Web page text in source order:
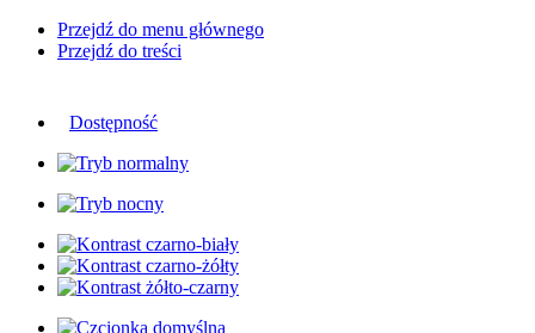
Przejdź do menu głównego
Przejdź do treści
Dostępność